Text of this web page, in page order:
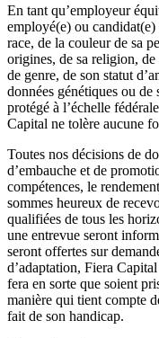
En tant qu’employeur
employé(e) ou
race, de la couleur de sa
origines, de sa religion,
de genre, de son statut
données génétiques ou de
protégé à l’échelle
Capital ne tolère aucune
Toutes nos décisions de
d’embauche et de
compétences, le
sommes heureux de
qualifiées de tous les
une entrevue seront
seront offertes sur
d’adaptation, Fiera
fera en sorte que soient
manière qui tient compte
fait de son handicap.